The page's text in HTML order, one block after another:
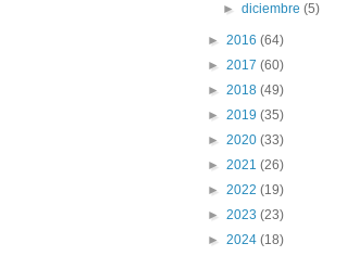
►diciembre(5)
► 2016 (64)
► 2017 (60)
► 2018 (49)
► 2019 (35)
► 2020 (33)
► 2021 (26)
► 2022 (19)
► 2023 (23)
► 2024 (18)